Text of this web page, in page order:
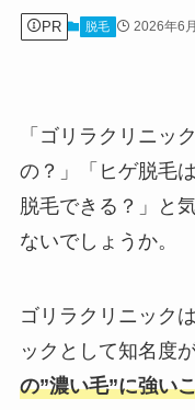
PR 脱毛 2026年6
「ゴリラクリニッ
の？」「ヒゲ脱毛
脱毛できる？」と
ないでしょうか。
ゴリラクリニック
ックとして知名度が
の”濃い毛”に強い